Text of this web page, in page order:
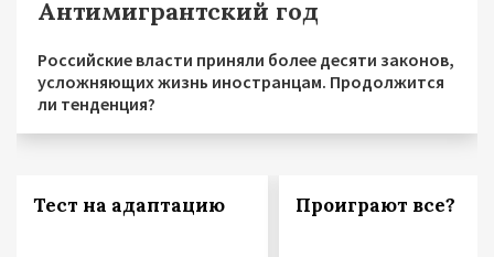
Антимигрантский год
Российские власти приняли более десяти законов,
усложняющих жизнь иностранцам. Продолжится
ли тенденция?
Тест на адаптацию Проиграют все?